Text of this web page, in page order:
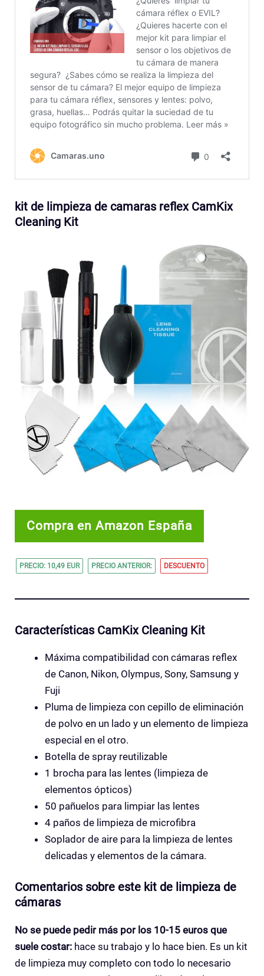
kit de limpieza de camaras reflex CamKix
Cleaning Kit
Compra en Amazon España
PRECIO: 10,49 EUR PRECIO ANTERIOR: DESCUENTO
Características CamKix Cleaning Kit
Máxima compatibilidad con cámaras reflex
de Canon, Nikon, Olympus, Sony, Samsung y
Fuji
Pluma de limpieza con cepillo de eliminación
de polvo en un lado y un elemento de limpieza
especial en el otro.
Botella de spray reutilizable
1 brocha para las lentes (limpieza de
elementos ópticos)
50 pañuelos para limpiar las lentes
4 paños de limpieza de microfibra
Soplador de aire para la limpieza de lentes
delicadas y elementos de la cámara.
Comentarios sobre este kit de limpieza de
cámaras
No se puede pedir más por los 10-15 euros que
suele costar: hace su trabajo y lo hace bien. Es un kit
de limpieza muy completo con todo lo necesario